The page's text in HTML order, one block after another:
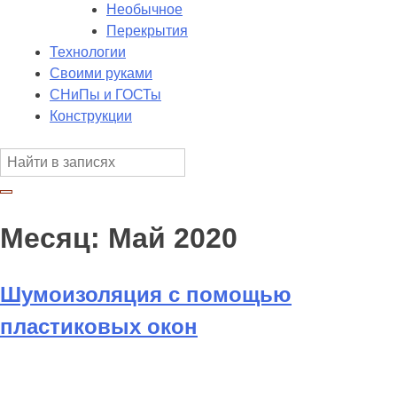
Необычное
Перекрытия
Технологии
Своими руками
СНиПы и ГОСТы
Конструкции
Месяц: Май 2020
Шумоизоляция с помощью
пластиковых окон